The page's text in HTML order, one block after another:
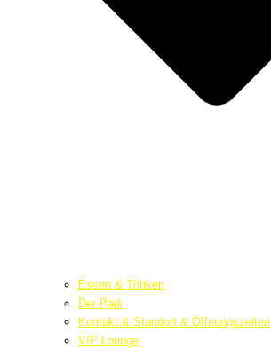
Essen & Trinken
Der Park
Kontakt & Standort & Öffnungszeiten
VIP Lounge